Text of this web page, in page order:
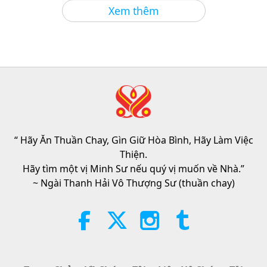
Xem thêm
3:40
VEG TREND NEWS FROM
June 2026 - Part 2 of 2
Tiết Mục Ngắn 2026-08-08 313Lượt Xem
38:08
“ Hãy Ăn Thuần Chay, Gìn Giữ Hòa Bình, Hãy Làm Việc
Thiện.
Hãy tìm một vị Minh Sư nếu quý vị muốn về Nhà.”
~ Ngài Thanh Hải Vô Thượng Sư (thuần chay)